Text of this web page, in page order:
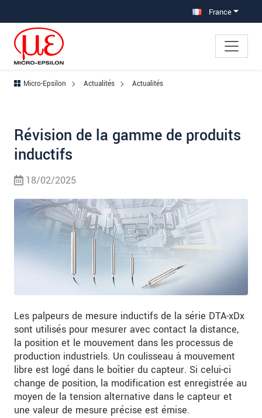
France
Micro-Epsilon Actualités Actualités
Révision de la gamme de produits
inductifs
18/02/2025
Les palpeurs de mesure inductifs de la série DTA-xDx
sont utilisés pour mesurer avec contact la distance,
la position et le mouvement dans les processus de
production industriels. Un coulisseau à mouvement
libre est logé dans le boîtier du capteur. Si celui-ci
change de position, la modification est enregistrée au
moyen de la tension alternative dans le capteur et
une valeur de mesure précise est émise.